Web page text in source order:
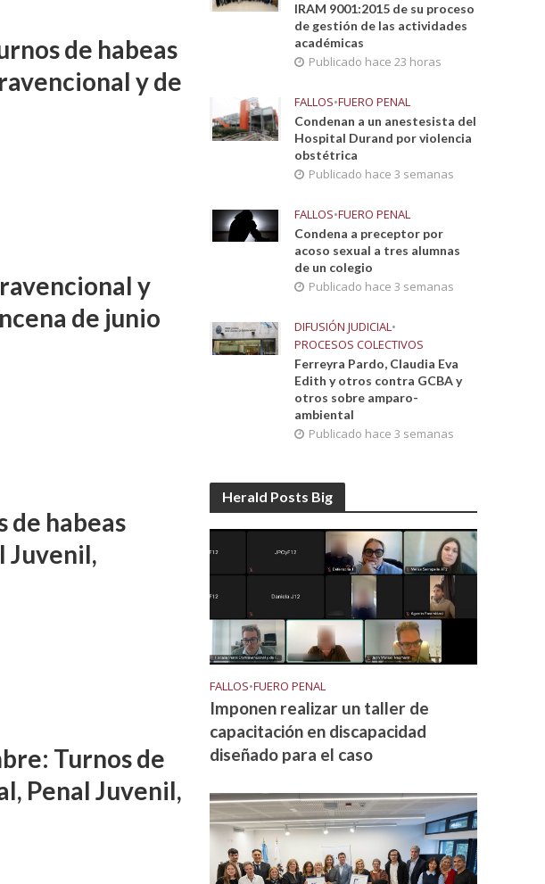
de habeas
y de
y
de junio
de habeas
Juvenil,
Turnos de
Penal Juvenil,
IRAM 9001:2015 de su proceso
de gestión de las actividades
académicas
Publicado hace 23 horas
FALLOS•FUERO PENAL
Condenan a un anestesista del
Hospital Durand por violencia
obstétrica
Publicado hace 3 semanas
FALLOS•FUERO PENAL
Condena a preceptor por
acoso sexual a tres alumnas
de un colegio
Publicado hace 3 semanas
DIFUSIÓN JUDICIAL•
PROCESOS COLECTIVOS
Ferreyra Pardo, Claudia Eva
Edith y otros contra GCBA y
otros sobre amparo-
ambiental
Publicado hace 3 semanas
Herald Posts Big
FALLOS•FUERO PENAL
Imponen realizar un taller de
capacitación en discapacidad
diseñado para el caso